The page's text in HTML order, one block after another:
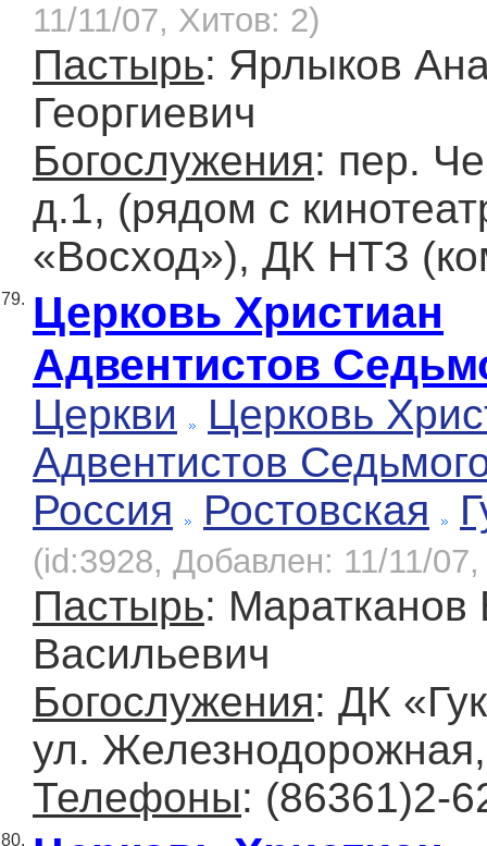
11/11/07, Хитов: 2)
Пастырь: Ярлыков
Георгиевич
Богослужения: пер.
д.1, (рядом с
«Восход»), ДК НТЗ
79. Церковь Христиан
Адвентистов
Церкви
Церковь
Адвентистов
Россия
Ростовская
(id:3928, Добавлен: 11/11/
Пастырь: Маратканов
Васильевич
Богослужения: ДК
ул.
Телефоны: (86361)2-
80.